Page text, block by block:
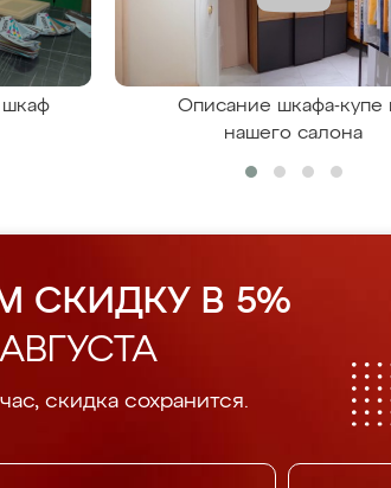
шкаф
Описание шкафа-купе
нашего салона
СКИДКУ В 5%
скидка сохранится.